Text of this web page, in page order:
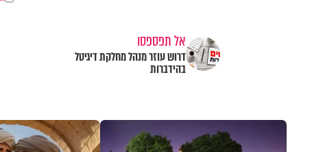
אל תפספסו
דרוש עוזר מנהל מחלקת דיגיטל
בהידברות